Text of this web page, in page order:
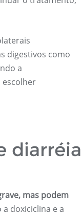
digestivos como
a
escolher
diarréia
mas podem
doxiciclina e a